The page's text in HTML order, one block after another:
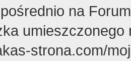
na
strona.com/